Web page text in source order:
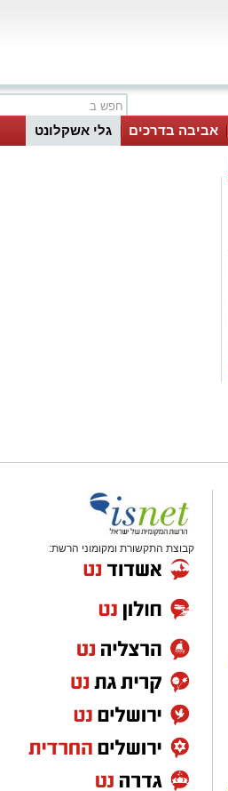
אביבה בדרכים גלי אשקלונט
קבוצת התקשורת ומקומוני הרשת: